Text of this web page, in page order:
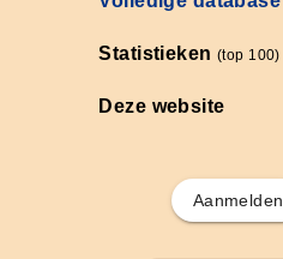
Statistieken(top 100)
Deze website
Aanmelden